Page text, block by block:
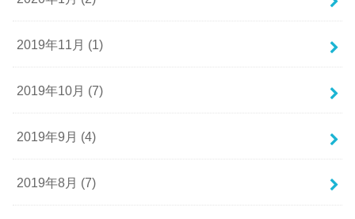
2019年11月 (1)
2019年10月 (7)
2019年9月 (4)
2019年8月 (7)